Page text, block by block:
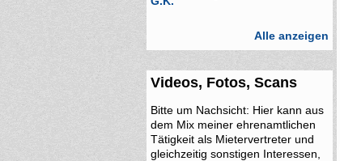
Alle anzeigen
Videos, Fotos, Scans
Bitte um Nachsicht: Hier kann aus
dem Mix meiner ehrenamtlichen
Tätigkeit als Mietervertreter und
gleichzeitig sonstigen Interessen,